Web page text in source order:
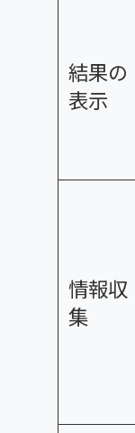
結果の
表示
情報収
集